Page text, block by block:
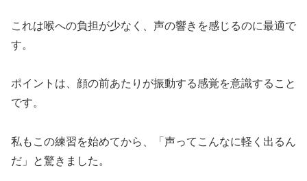
これは喉への負担が少なく、声の響きを感じるのに最適で
す。
ポイントは、顔の前あたりが振動する感覚を意識すること
です。
私もこの練習を始めてから、「声ってこんなに軽く出るん
だ」と驚きました。